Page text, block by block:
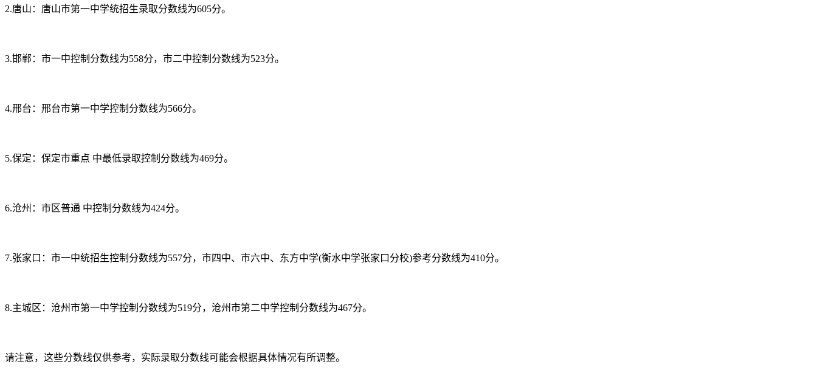
2.唐山：唐山市第一中学统招生录取分数线为605分。
3.邯郸：市一中控制分数线为558分，市二中控制分数线为523分。
4.邢台：邢台市第一中学控制分数线为566分。
5.保定：保定市重点 中最低录取控制分数线为469分。
6.沧州：市区普通 中控制分数线为424分。
7.张家口：市一中统招生控制分数线为557分，市四中、市六中、东方中学(衡水中学张家口分校)参考分数线为410分。
8.主城区：沧州市第一中学控制分数线为519分，沧州市第二中学控制分数线为467分。
请注意，这些分数线仅供参考，实际录取分数线可能会根据具体情况有所调整。